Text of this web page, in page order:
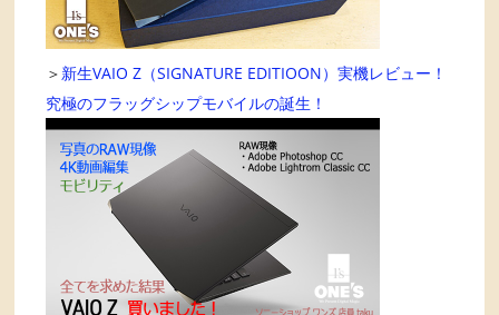
＞ 新生VAIO Z（SIGNATURE EDITIOON）実機レビュー！
究極のフラッグシップモバイルの誕生！